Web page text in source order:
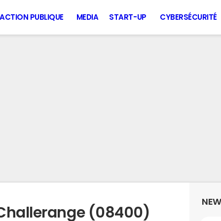
ACTION PUBLIQUE MEDIA START-UP CYBERSÉCURITÉ
(08400)